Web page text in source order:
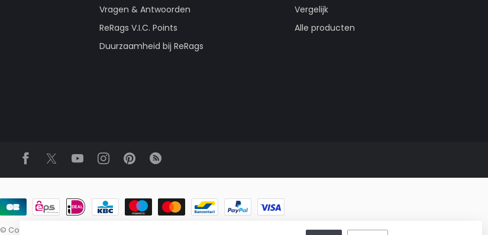
Vragen & Antwoorden
ReRags V.I.C. Points
Duurzaamheid bij ReRags
Vergelijk
Alle producten
© Copyright 2026 ReRags Vintage Groothandel